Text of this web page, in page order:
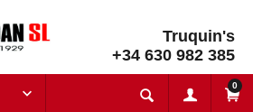
Truquin's
+34 630 982 385
0